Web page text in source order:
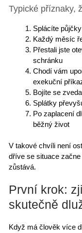
Typické příznaky,
Splácíte
Každý měsíc
Přestali jste
schránku
Chodí vám
exekuční
Bojíte se
Splátky
Po zaplacení
běžný život
V takové chvíli není
dříve se situace začne
zůstává.
První krok:
skutečně
Když má člověk více